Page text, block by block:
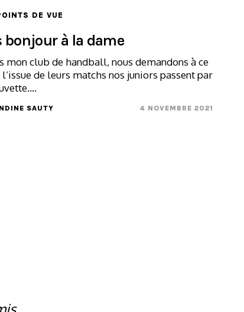
DE VUE
bonjour à la dame
mon club de handball, nous demandons à ce
l’issue de leurs matchs nos juniors passent par
SAUTY 4 NOVEMBRE 2021